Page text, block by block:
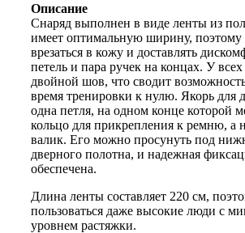
Описание
Снаряд выполнен в виде ленты из
имеет оптимальную ширину, поэтому
врезаться в кожу и доставлять
петель и пара ручек на концах. У
двойной шов, что сводит
время тренировки к нулю. Якорь для
одна петля, на одном конце которой
кольцо для прикрепления к ремню, а
валик. Его можно просунуть под
дверного полотна, и надежная
обеспечена.
Длина ленты составляет 220 см,
пользоваться даже высокие люди с
уровнем растяжки.